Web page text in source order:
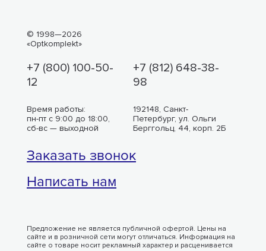
© 1998—2026
«Optkomplekt»
+7 (800) 100-50-
12
+7 (812) 648-38-
98
Время работы:
пн-пт с 9:00 до 18:00,
сб-вс — выходной
192148, Санкт-
Петербург, ул. Ольги
Берггольц, 44, корп. 2Б
Заказать звонок
Написать нам
Предложение не является публичной офертой. Цены на
сайте и в розничной сети могут отличаться. Информация на
сайте о товаре носит рекламный характер и расценивается